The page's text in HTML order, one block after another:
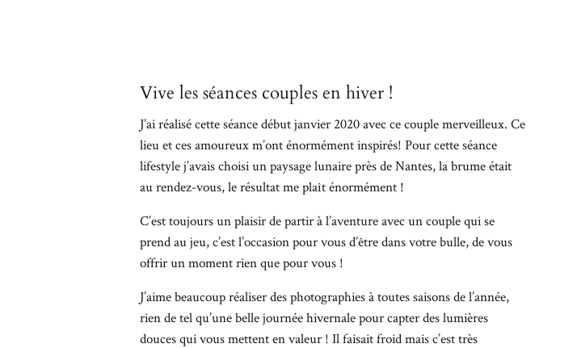
Vive les séances couples en hiver !
J’ai réalisé cette séance début janvier 2020 avec ce couple merveilleux. Ce
lieu et ces amoureux m’ont énormément inspirés! Pour cette séance
lifestyle j’avais choisi un paysage lunaire près de Nantes, la brume était
au rendez-vous, le résultat me plaît énormément !
C’est toujours un plaisir de partir à l’aventure avec un couple qui se
prend au jeu, c’est l’occasion pour vous d’être dans votre bulle, de vous
offrir un moment rien que pour vous !
J’aime beaucoup réaliser des photographies à toutes saisons de l’année,
rien de tel qu’une belle journée hivernale pour capter des lumières
douces qui vous mettent en valeur ! Il faisait froid mais c’est très